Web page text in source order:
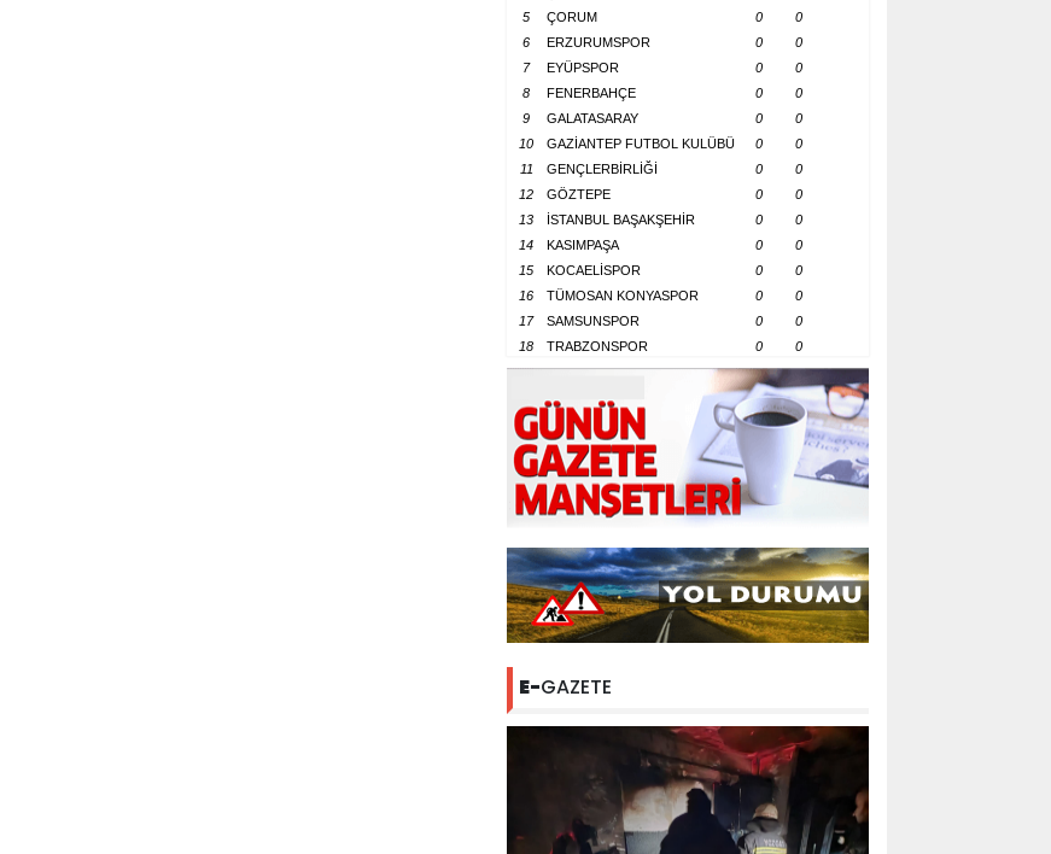
5
ÇORUM 0
0
6
ERZURUMSPOR 0
0
7
EYÜPSPOR 0
0
8
FENERBAHÇE 0
0
9
GALATASARAY 0
0
10
GAZİANTEP FUTBOL KULÜBÜ 0
0
11
GENÇLERBİRLİĞİ 0
0
12
GÖZTEPE 0
0
13
İSTANBUL BAŞAKŞEHİR 0
0
14
KASIMPAŞA 0
0
15
KOCAELİSPOR 0
0
16
TÜMOSAN KONYASPOR 0
0
17
SAMSUNSPOR 0
0
18
TRABZONSPOR 0 0
E-GAZETE